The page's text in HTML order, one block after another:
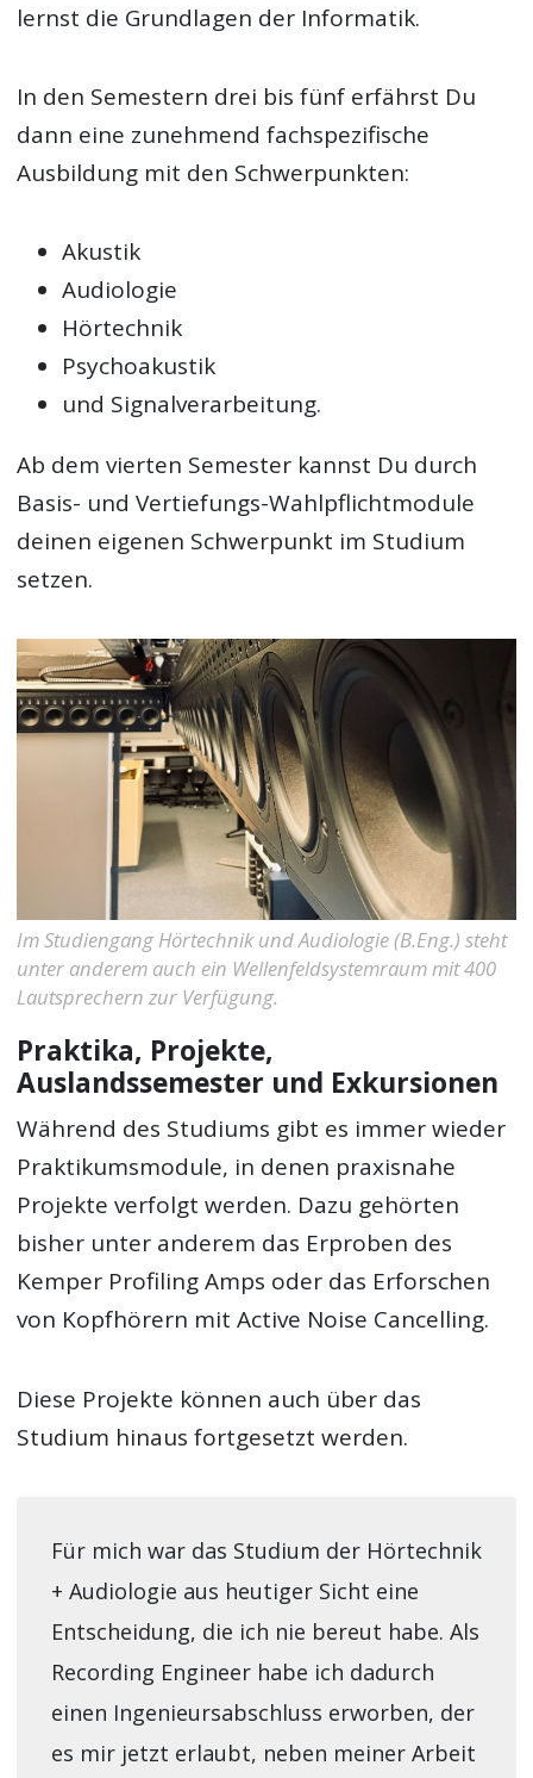
lernst die Grundlagen der Informatik.
In den Semestern drei bis fünf erfährst Du
dann eine zunehmend fachspezifische
Ausbildung mit den Schwerpunkten:
Akustik
Audiologie
Hörtechnik
Psychoakustik
und Signalverarbeitung.
Ab dem vierten Semester kannst Du durch
Basis- und Vertiefungs-Wahlpflichtmodule
deinen eigenen Schwerpunkt im Studium
setzen.
Im Studiengang Hörtechnik und Audiologie (B.Eng.) steht
unter anderem auch ein Wellenfeldsystemraum mit 400
Lautsprechern zur Verfügung.
Praktika, Projekte,
Auslandssemester und Exkursionen
Während des Studiums gibt es immer wieder
Praktikumsmodule, in denen praxisnahe
Projekte verfolgt werden. Dazu gehörten
bisher unter anderem das Erproben des
Kemper Profiling Amps oder das Erforschen
von Kopfhörern mit Active Noise Cancelling.
Diese Projekte können auch über das
Studium hinaus fortgesetzt werden.
Für mich war das Studium der Hörtechnik
+ Audiologie aus heutiger Sicht eine
Entscheidung, die ich nie bereut habe. Als
Recording Engineer habe ich dadurch
einen Ingenieursabschluss erworben, der
es mir jetzt erlaubt, neben meiner Arbeit